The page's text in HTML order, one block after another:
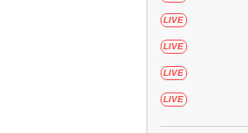
LIVE
LIVE
LIVE
LIVE